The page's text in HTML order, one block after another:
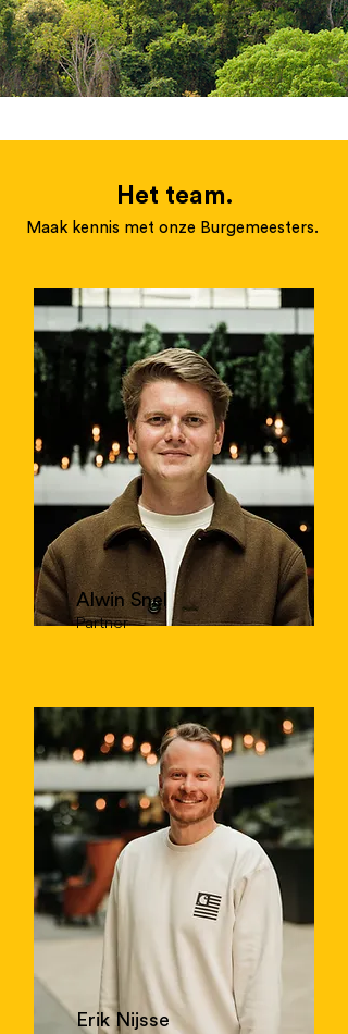
Het team.
Maak kennis met onze Burgemeesters.
Alwin Snel
Partner
Erik Nijsse